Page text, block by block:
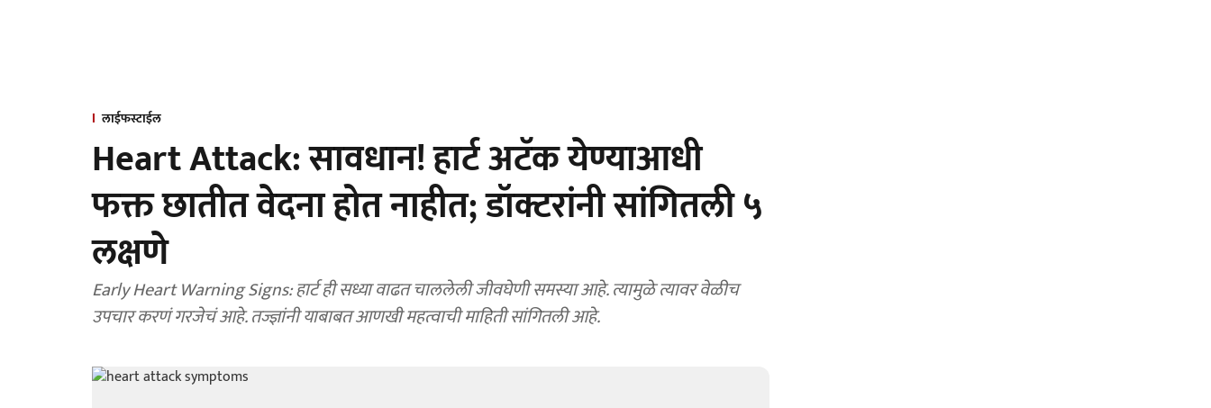
लाईफस्टाईल
Heart Attack: सावधान! हार्ट अटॅक येण्याआधी
फक्त छातीत वेदना होत नाहीत; डॉक्टरांनी सांगितली ५
लक्षणे
Early Heart Warning Signs: हार्ट ही सध्या वाढत चाललेली जीवघेणी समस्या आहे. त्यामुळे त्यावर वेळीच
उपचार करणं गरजेचं आहे. तज्ज्ञांनी याबाबत आणखी महत्वाची माहिती सांगितली आहे.